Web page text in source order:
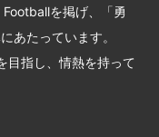
を掲げ、「勇
あたっています。
目指し、情熱を持って